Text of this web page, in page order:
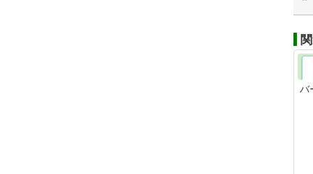
バ